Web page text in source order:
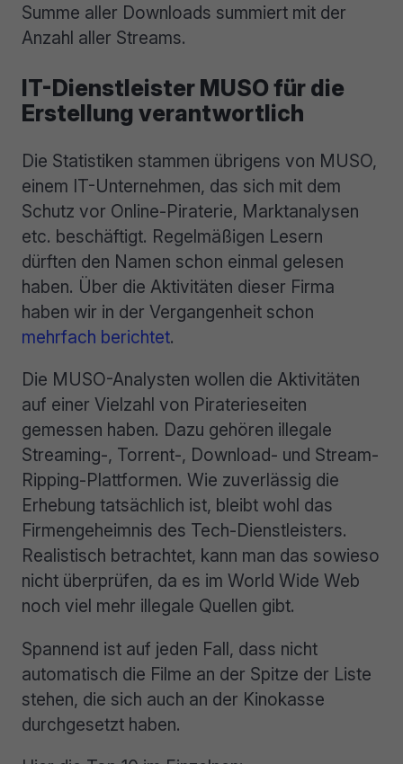
Summe aller Downloads summiert mit der
Anzahl aller Streams.
IT-Dienstleister MUSO für die
Erstellung verantwortlich
Die Statistiken stammen übrigens von MUSO,
einem IT-Unternehmen, das sich mit dem
Schutz vor Online-Piraterie, Marktanalysen
etc. beschäftigt. Regelmäßigen Lesern
dürften den Namen schon einmal gelesen
haben. Über die Aktivitäten dieser Firma
haben wir in der Vergangenheit schon
mehrfach berichtet.
Die MUSO-Analysten wollen die Aktivitäten
auf einer Vielzahl von Piraterieseiten
gemessen haben. Dazu gehören illegale
Streaming-, Torrent-, Download- und Stream-
Ripping-Plattformen. Wie zuverlässig die
Erhebung tatsächlich ist, bleibt wohl das
Firmengeheimnis des Tech-Dienstleisters.
Realistisch betrachtet, kann man das sowieso
nicht überprüfen, da es im World Wide Web
noch viel mehr illegale Quellen gibt.
Spannend ist auf jeden Fall, dass nicht
automatisch die Filme an der Spitze der Liste
stehen, die sich auch an der Kinokasse
durchgesetzt haben.